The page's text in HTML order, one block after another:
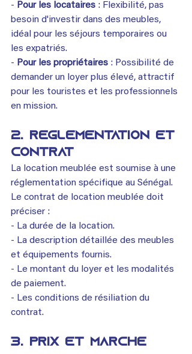
- Pour les locataires : Flexibilité, pas
besoin d'investir dans des meubles,
idéal pour les séjours temporaires ou
les expatriés.
- Pour les propriétaires : Possibilité de
demander un loyer plus élevé, attractif
pour les touristes et les professionnels
en mission.
2. Réglementation et
Contrat
La location meublée est soumise à une
réglementation spécifique au Sénégal.
Le contrat de location meublée doit
préciser :
- La durée de la location.
- La description détaillée des meubles
et équipements fournis.
- Le montant du loyer et les modalités
de paiement.
- Les conditions de résiliation du
contrat.
3. Prix et Marché